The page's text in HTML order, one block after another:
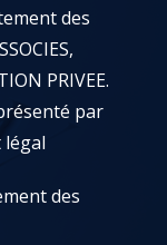
des
PRIVEE.
par
légal
des